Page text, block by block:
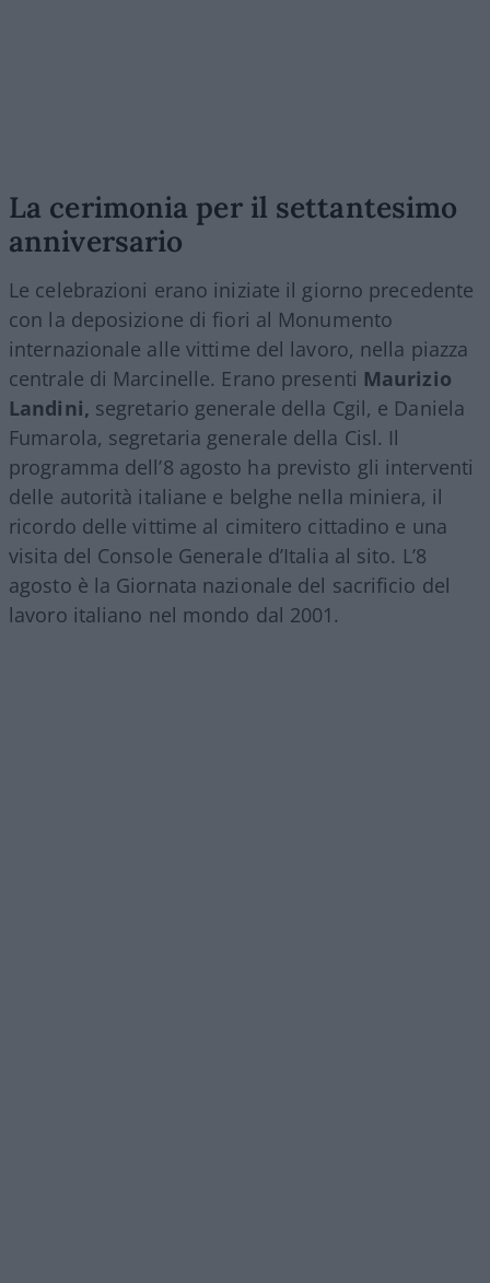
La cerimonia per il settantesimo
anniversario
Le celebrazioni erano iniziate il giorno precedente
con la deposizione di fiori al Monumento
internazionale alle vittime del lavoro, nella piazza
centrale di Marcinelle. Erano presenti Maurizio
Landini, segretario generale della Cgil, e Daniela
Fumarola, segretaria generale della Cisl. Il
programma dell’8 agosto ha previsto gli interventi
delle autorità italiane e belghe nella miniera, il
ricordo delle vittime al cimitero cittadino e una
visita del Console Generale d’Italia al sito. L’8
agosto è la Giornata nazionale del sacrificio del
lavoro italiano nel mondo dal 2001.